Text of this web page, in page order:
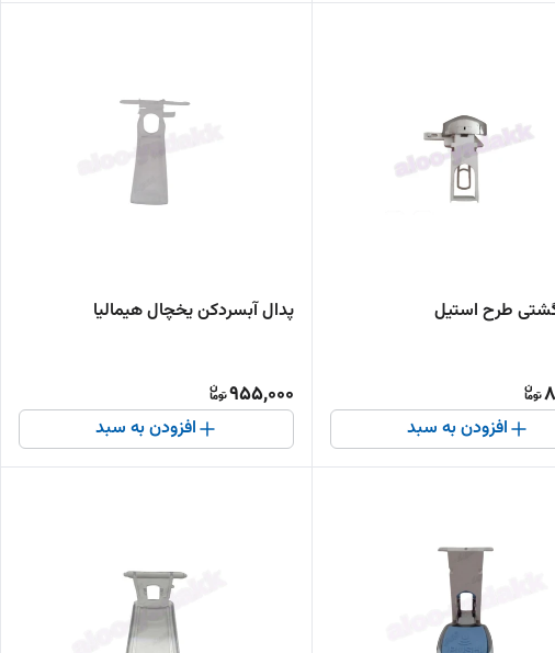
طرح استیل
افزودن به سبد
پدال آبسردکن یخچال هیمالیا
955,000
افزودن به سبد